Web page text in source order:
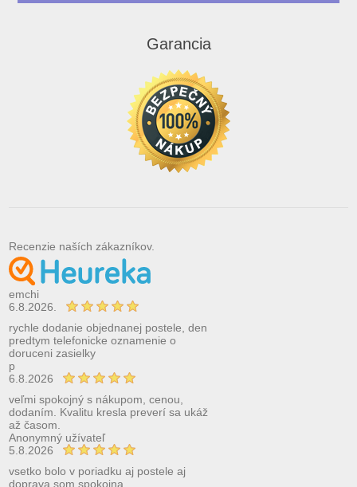
Garancia
Recenzie naších zákazníkov.
emchi
6.8.2026.
rychle dodanie objednanej postele, den
predtym telefonicke oznamenie o
doruceni zasielky
p
6.8.2026
veľmi spokojný s nákupom, cenou,
dodaním. Kvalitu kresla preverí sa ukáž
až časom.
Anonymný užívateľ
5.8.2026
vsetko bolo v poriadku aj postele aj
doprava som spokojna